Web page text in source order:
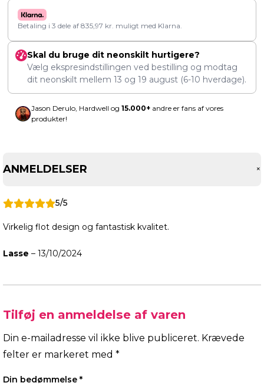
Betaling i 3 dele af 835,97 kr. muligt med Klarna.
Skal du bruge dit neonskilt hurtigere?
Vælg ekspresindstillingen ved bestilling og modtag
dit neonskilt mellem 13 og 19 august (6-10 hverdage).
Jason Derulo, Hardwell og 15.000+ andre er fans af vores
produkter!
ANMELDELSER +
5/5
Virkelig flot design og fantastisk kvalitet.
Lasse – 13/10/2024
Tilføj en anmeldelse af varen
Din e-mailadresse vil ikke blive publiceret. Krævede
felter er markeret med *
Din bedømmelse *